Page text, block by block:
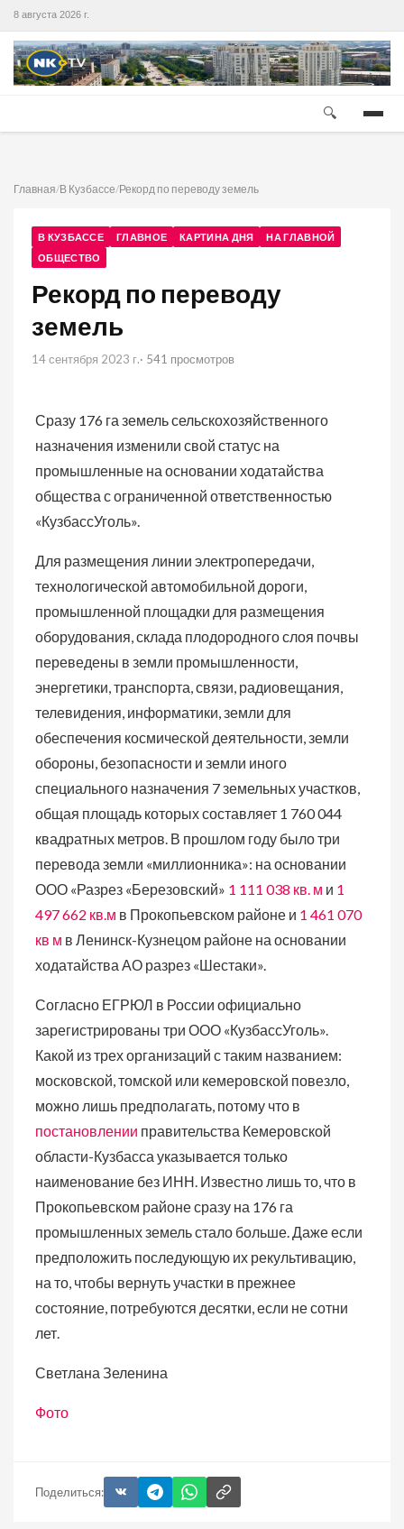
8 августа 2026 г.
🔍
Главная/В Кузбассе/Рекорд по переводу земель
В КУЗБАССЕ ГЛАВНОЕ КАРТИНА ДНЯ
НА ГЛАВНОЙ
ОБЩЕСТВО
Рекорд по переводу
земель
14 сентября 2023 г.· 541 просмотров
Сразу 176 га земель сельскохозяйственного
назначения изменили свой статус на
промышленные на основании ходатайства
общества с ограниченной ответственностью
«КузбассУголь».
Для размещения линии электропередачи,
технологической автомобильной дороги,
промышленной площадки для размещения
оборудования, склада плодородного слоя почвы
переведены в земли промышленности,
энергетики, транспорта, связи, радиовещания,
телевидения, информатики, земли для
обеспечения космической деятельности, земли
обороны, безопасности и земли иного
специального назначения 7 земельных участков,
общая площадь которых составляет 1 760 044
квадратных метров. В прошлом году было три
перевода земли «миллионника»: на основании
ООО «Разрез «Березовский» 1 111 038 кв. м и 1
497 662 кв.м в Прокопьевском районе и 1 461 070
кв м в Ленинск-Кузнецом районе на основании
ходатайства АО разрез «Шестаки».
Согласно ЕГРЮЛ в России официально
зарегистрированы три ООО «КузбассУголь».
Какой из трех организаций с таким названием:
московской, томской или кемеровской повезло,
можно лишь предполагать, потому что в
постановлении правительства Кемеровской
области-Кузбасса указывается только
наименование без ИНН. Известно лишь то, что в
Прокопьевском районе сразу на 176 га
промышленных земель стало больше. Даже если
предположить последующую их рекультивацию,
на то, чтобы вернуть участки в прежнее
состояние, потребуются десятки, если не сотни
лет.
Светлана Зеленина
Фото
Поделиться: